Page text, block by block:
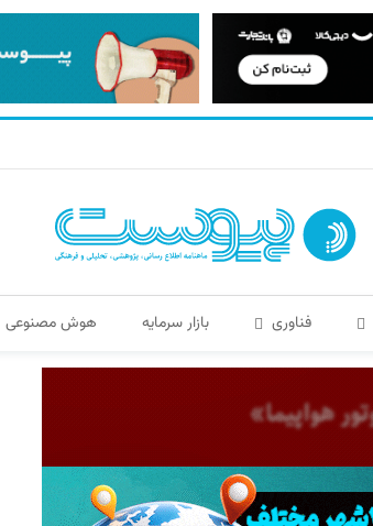
فناوری بازار سرمایه هوش مصنوعی